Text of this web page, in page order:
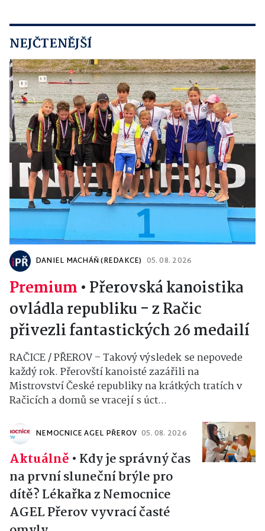
NEJČTENĚJŠÍ
DANIEL MACHÁŇ (REDAKCE) 05. 08. 2026
Premium • Přerovská kanoistika
ovládla republiku - z Račic
přivezli fantastických 26 medailí
RAČICE / PŘEROV – Takový výsledek se nepovede
každý rok. Přerovští kanoisté zazářili na
Mistrovství České republiky na krátkých tratích v
Račicích a domů se vracejí s úct...
NEMOCNICE AGEL PŘEROV 05. 08. 2026
Aktuálně • Kdy je správný čas
na první sluneční brýle pro
dítě? Lékařka z Nemocnice
AGEL Přerov vyvrací časté